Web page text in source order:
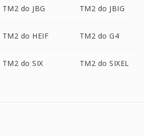
TM2 do JBG TM2 do JBIG
TM2 do HEIF TM2 do G4
TM2 do SIX TM2 do SIXEL